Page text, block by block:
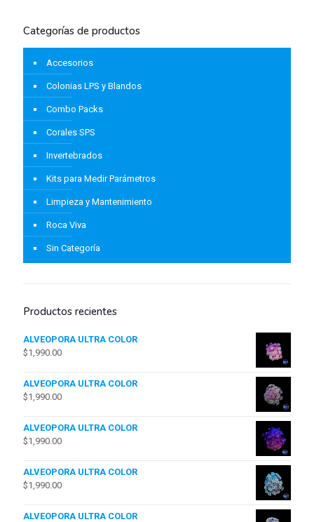
Categorías de productos
Accesorios
Colonias LPS y Blandos
Combo Packs
Corales SPS
Invertebrados
Kits para Medir Parámetros
Limpieza y Mantenimiento
Roca Viva
Sin Categoría
Productos recientes
ALVEOPORA ULTRA COLOR
$1,990.00
ALVEOPORA ULTRA COLOR
$1,990.00
ALVEOPORA ULTRA COLOR
$1,990.00
ALVEOPORA ULTRA COLOR
$1,990.00
ALVEOPORA ULTRA COLOR